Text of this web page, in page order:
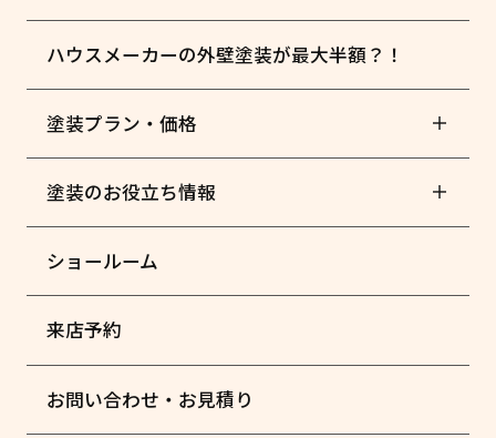
ハウスメーカーの外壁塗装が最大半額？！
塗装プラン・価格
塗装のお役立ち情報
ショールーム
来店予約
お問い合わせ・お見積り